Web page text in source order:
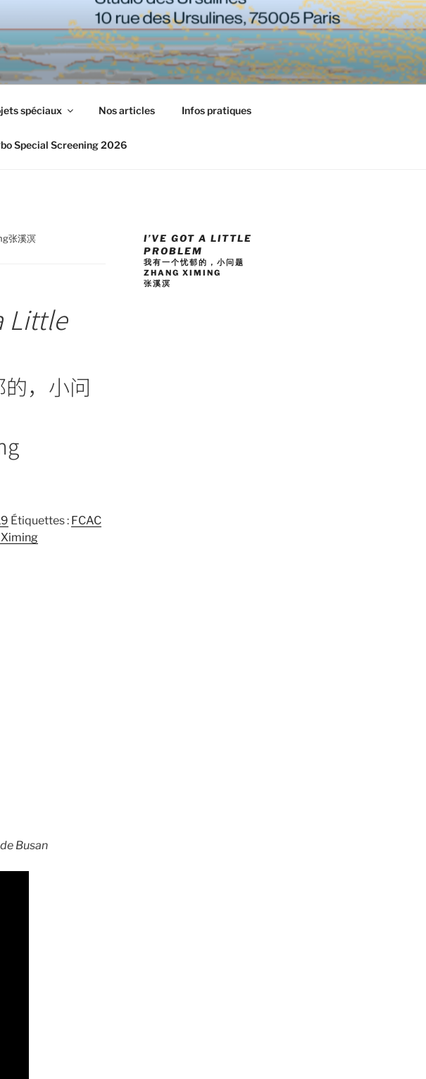
spéciaux Nos articles Infos pratiques
Special Screening 2026
张溪溟
Little
，小问
Étiquettes : FCAC
Busan
I’VE GOT A LITTLE
PROBLEM
我有一个忧郁的，小问题
ZHANG XIMING
张溪溟